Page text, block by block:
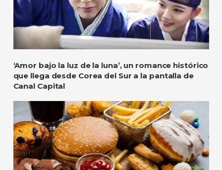
‘Amor bajo la luz de la luna’, un romance histórico
que llega desde Corea del Sur a la pantalla de
Canal Capital